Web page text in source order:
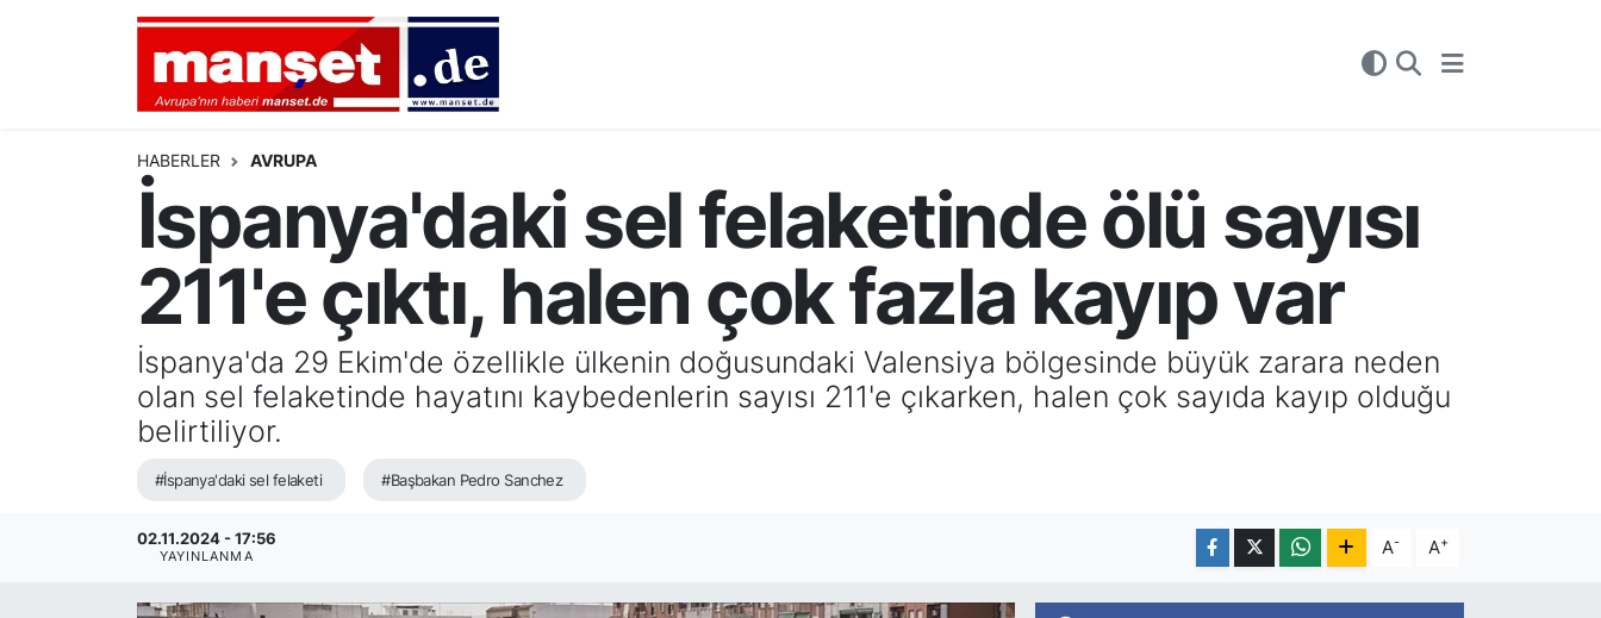
HABERLER AVRUPA
İspanya'daki sel felaketinde ölü sayısı
211'e çıktı, halen çok fazla kayıp var
İspanya'da 29 Ekim'de özellikle ülkenin doğusundaki Valensiya bölgesinde büyük zarara neden
olan sel felaketinde hayatını kaybedenlerin sayısı 211'e çıkarken, halen çok sayıda kayıp olduğu
belirtiliyor.
#İspanya'daki sel felaketi #Başbakan Pedro Sanchez
02.11.2024 - 17:56
YAYINLANMA A- A+
AVRUPA
ALMANYA
TÜRKİYE
Nöbetçi Eczaneler
Hava Durumu
Namaz Vakitleri
Trafik Durumu
Tüm Manşetler
Son Dakika Haberleri